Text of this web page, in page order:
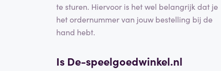
te sturen. Hiervoor is het wel belangrijk dat je
het ordernummer van jouw bestelling bij de
hand hebt.
Is De-speelgoedwinkel.nl